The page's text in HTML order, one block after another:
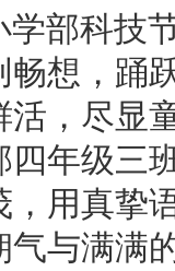
部科技
想，踊
，尽显
年级三
用真挚
与满满